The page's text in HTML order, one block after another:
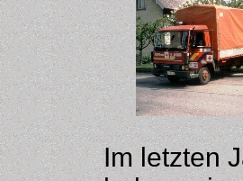
Im letzten